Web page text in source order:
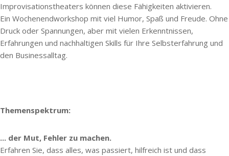
Improvisationstheaters können diese Fähigkeiten aktivieren.
Ein Wochenendworkshop mit viel Humor, Spaß und Freude. Ohne
Druck oder Spannungen, aber mit vielen Erkenntnissen,
Erfahrungen und nachhaltigen Skills für Ihre Selbsterfahrung und
den Businessalltag.
Themenspektrum:
... der Mut, Fehler zu machen.
Erfahren Sie, dass alles, was passiert, hilfreich ist und dass